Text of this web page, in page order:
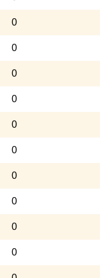
0
0
0
0
0
0
0
0
0
0